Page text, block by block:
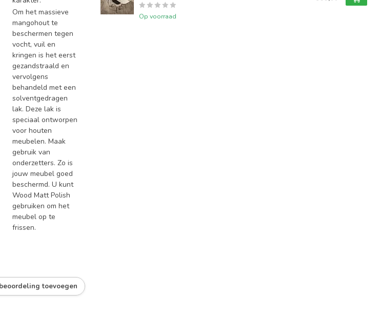
Om het massieve
mangohout te
beschermen tegen
vocht, vuil en
kringen is het eerst
gezandstraald en
vervolgens
behandeld met een
solventgedragen
lak. Deze lak is
speciaal ontworpen
voor houten
meubelen. Maak
gebruik van
onderzetters. Zo is
jouw meubel goed
beschermd. U kunt
Wood Matt Polish
gebruiken om het
meubel op te
frissen.
toevoegen
Op voorraad